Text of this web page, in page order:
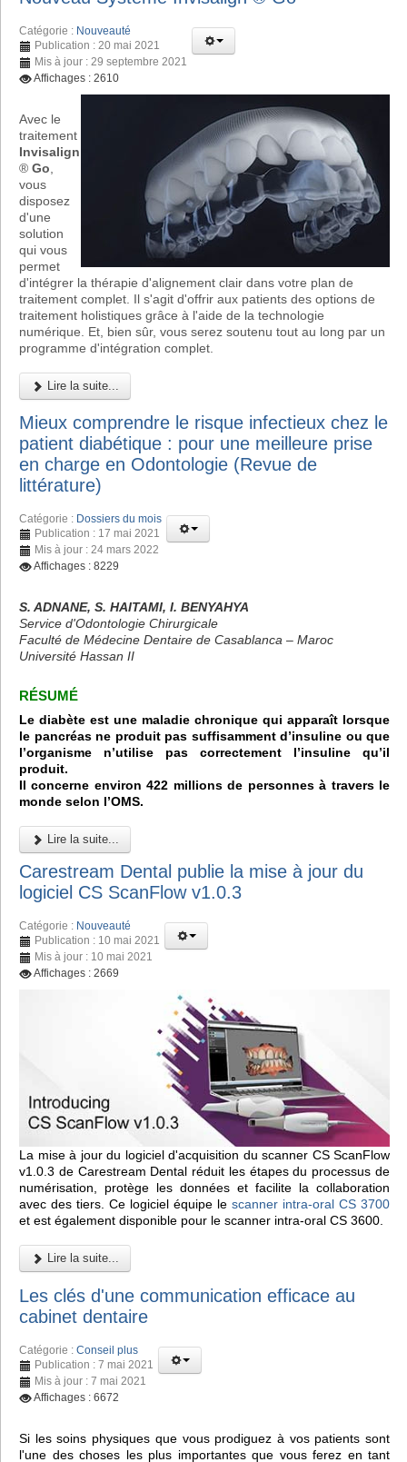
Catégorie : Nouveauté
Publication : 20 mai 2021
Mis à jour : 29 septembre 2021
Affichages : 2610
Avec le
traitement
Invisalign
® Go
vous
disposez
d'une
solution
qui vous
permet
d'intégrer la thérapie d'alignement clair dans votre plan de
traitement complet. Il s'agit d'offrir aux patients des options de
traitement holistiques grâce à l'aide de la technologie
numérique. Et, bien sûr, vous serez soutenu tout au long par un
programme d'intégration complet.
Lire la suite...
Mieux comprendre le risque infectieux chez le
patient diabétique : pour une meilleure prise
en charge en Odontologie (Revue de
littérature)
Catégorie : Dossiers du mois
Publication : 17 mai 2021
Mis à jour : 24 mars 2022
Affichages : 8229
S. ADNANE, S. HAITAMI, I. BENYAHYA
Service d'Odontologie Chirurgicale
Faculté de Médecine Dentaire de Casablanca – Maroc
Université Hassan II
RÉSUMÉ
Le diabète est une maladie chronique qui apparaît lorsque
le pancréas ne produit pas suffisamment d’insuline ou que
l’organisme n’utilise pas correctement l’insuline qu’il
produit.
Il concerne environ 422 millions de personnes à travers le
monde selon l’OMS.
Lire la suite...
Carestream Dental publie la mise à jour du
logiciel CS ScanFlow v1.0.3
Catégorie : Nouveauté
Publication : 10 mai 2021
Mis à jour : 10 mai 2021
Affichages : 2669
La mise à jour du logiciel d'acquisition du scanner CS ScanFlow
v1.0.3 de Carestream Dental réduit les étapes du processus de
numérisation, protège les données et facilite la collaboration
avec des tiers. Ce logiciel équipe le scanner intra-oral CS 3700
et est également disponible pour le scanner intra-oral CS 3600.
Lire la suite...
Les clés d'une communication efficace au
cabinet dentaire
Catégorie : Conseil plus
Publication : 7 mai 2021
Mis à jour : 7 mai 2021
Affichages : 6672
Si les soins physiques que vous prodiguez à vos patients sont
l'une des choses les plus importantes que vous ferez en tant